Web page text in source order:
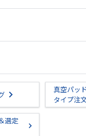
真空パッ
タイプ注
選定